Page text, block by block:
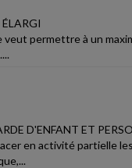
veut permettre à un
D'ENFANT ET
en activité partielle